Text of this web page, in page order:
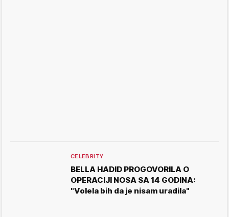
CELEBRITY
BELLA HADID PROGOVORILA O
OPERACIJI NOSA SA 14 GODINA:
"Volela bih da je nisam uradila"